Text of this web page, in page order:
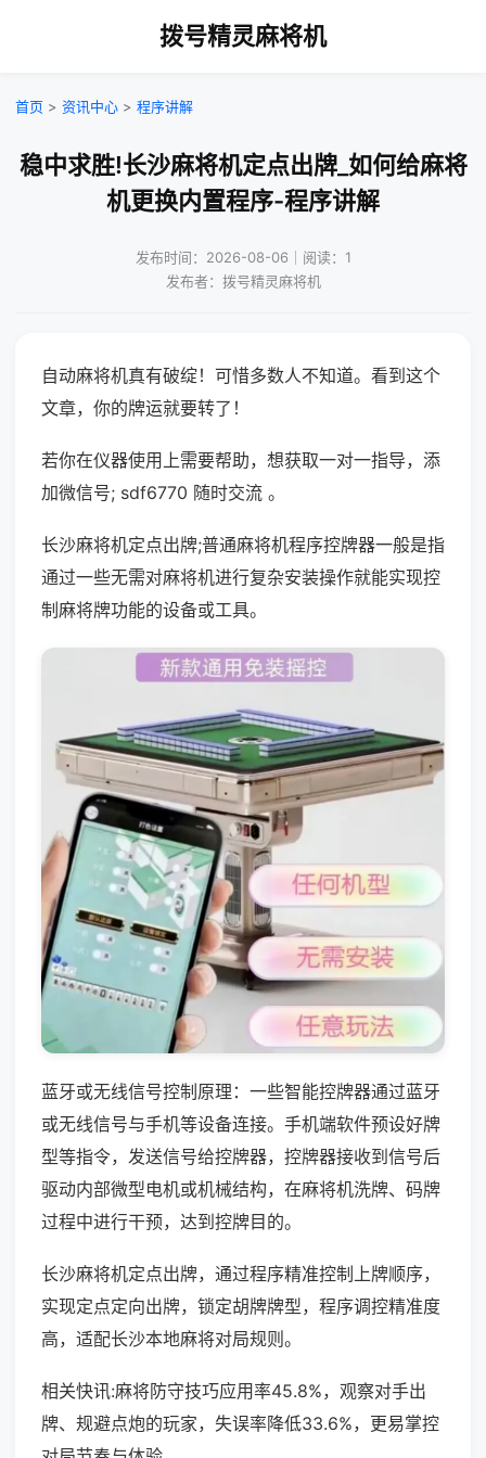
拨号精灵麻将机
首页 > 资讯中心 > 程序讲解
稳中求胜!长沙麻将机定点出牌_如何给麻将
机更换内置程序-程序讲解
发布时间：2026-08-06｜阅读：1
发布者：拨号精灵麻将机
自动麻将机真有破绽！可惜多数人不知道。看到这个
文章，你的牌运就要转了！
若你在仪器使用上需要帮助，想获取一对一指导，添
加微信号; sdf6770 随时交流 。
长沙麻将机定点出牌;普通麻将机程序控牌器一般是指
通过一些无需对麻将机进行复杂安装操作就能实现控
制麻将牌功能的设备或工具。
蓝牙或无线信号控制原理：一些智能控牌器通过蓝牙
或无线信号与手机等设备连接。手机端软件预设好牌
型等指令，发送信号给控牌器，控牌器接收到信号后
驱动内部微型电机或机械结构，在麻将机洗牌、码牌
过程中进行干预，达到控牌目的。
长沙麻将机定点出牌，通过程序精准控制上牌顺序，
实现定点定向出牌，锁定胡牌牌型，程序调控精准度
高，适配长沙本地麻将对局规则。
相关快讯:麻将防守技巧应用率45.8%，观察对手出
牌、规避点炮的玩家，失误率降低33.6%，更易掌控